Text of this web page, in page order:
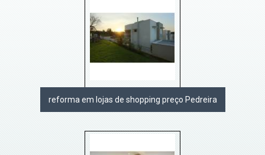
reforma em lojas de shopping preço Pedreira